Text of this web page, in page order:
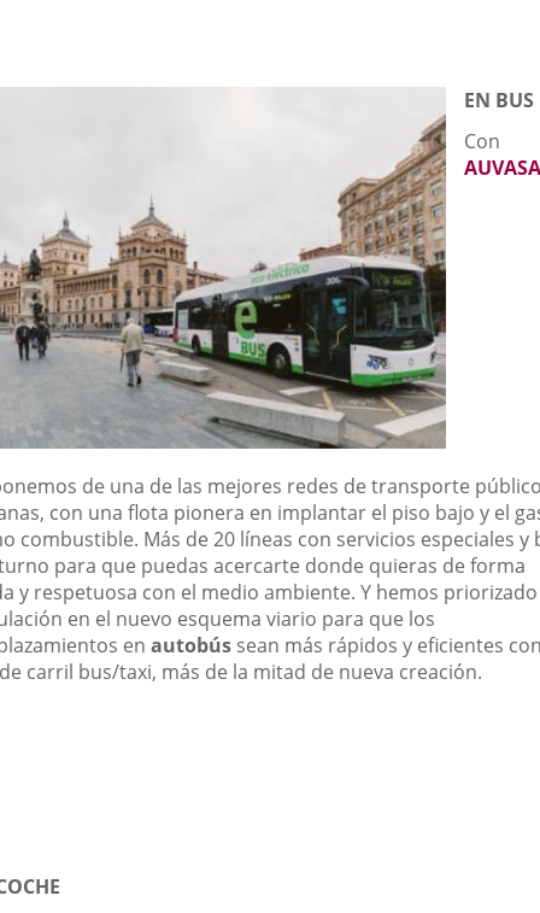
EN BUS
Con
AUVASA
de una de las mejores redes de transporte
con una flota pionera en implantar el piso bajo y el
combustible. Más de 20 líneas con servicios especiales y
para que puedas acercarte donde quieras de forma
y respetuosa con el medio ambiente. Y hemos
en el nuevo esquema viario para que los
en autobús sean más rápidos y eficientes
carril bus/taxi, más de la mitad de nueva creación.